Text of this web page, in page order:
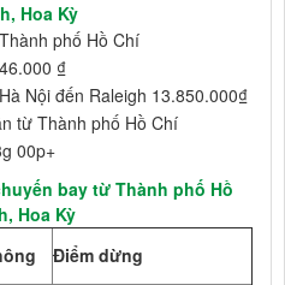
Hoa Kỳ
phố Hồ Chí
₫
Nội đến Raleigh 13.850.000₫
từ Thành phố Hồ Chí
00p+
bay từ Thành phố Hồ
Hoa Kỳ
Điểm dừng